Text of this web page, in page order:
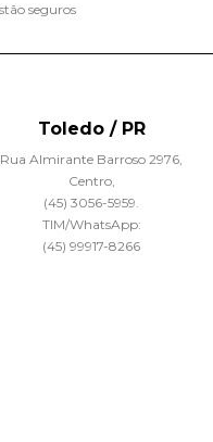
seguros
Toledo / PR
Rua Almirante Barroso 2976,
Centro,
(45) 3056-5959.
TIM/WhatsApp:
(45) 99917-8266